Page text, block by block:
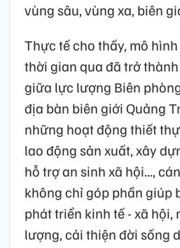
vùng sâu, vùng xa, biên
Thực tế cho thấy, mô hình
thời gian qua đã trở
giữa lực lượng Biên
địa bàn biên giới Quảng
những hoạt động thiết
lao động sản xuất, xây
hỗ trợ an sinh xã hội...,
không chỉ góp phần giúp
phát triển kinh tế - xã hội,
lượng, cải thiện đời sống